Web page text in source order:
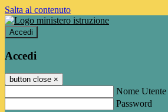
Salta al contenuto
Accedi
Accedi
button close ×
Nome Utente
Password